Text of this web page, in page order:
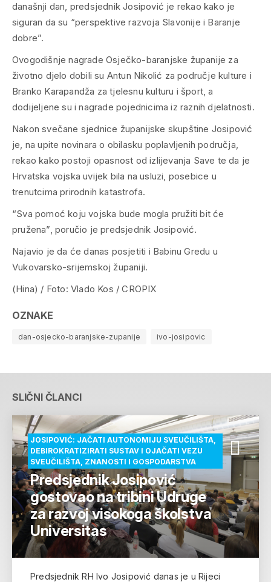
današnji dan, predsjednik Josipović je rekao kako je
siguran da su “perspektive razvoja Slavonije i Baranje
dobre”.
Ovogodišnje nagrade Osječko-baranjske županije za
životno djelo dobili su Antun Nikolić za područje kulture i
Branko Karapandža za tjelesnu kulturu i šport, a
dodijeljene su i nagrade pojednicima iz raznih djelatnosti.
Nakon svečane sjednice županijske skupštine Josipović
je, na upite novinara o obilasku poplavljenih područja,
rekao kako postoji opasnost od izlijevanja Save te da je
Hrvatska vojska uvijek bila na usluzi, posebice u
trenutcima prirodnih katastrofa.
“Sva pomoć koju vojska bude mogla pružiti bit će
pružena”, poručio je predsjednik Josipović.
Najavio je da će danas posjetiti i Babinu Gredu u
Vukovarsko-srijemskoj županiji.
(Hina) / Foto: Vlado Kos / CROPIX
OZNAKE
dan-osjecko-baranjske-zupanije ivo-josipovic
SLIČNI ČLANCI
JOSIPOVIĆ: JAČATI AUTONOMIJU SVEUČILIŠTA,
DEBIROKRATIZIRATI SUSTAV I OJAČATI VEZU
SVEUČILIŠTA, ZNANOSTI I GOSPODARSTVA
Predsjednik Josipović
gostovao na tribini Udruge
za razvoj visokoga školstva
Universitas
Predsjednik RH Ivo Josipović danas je u Rijeci